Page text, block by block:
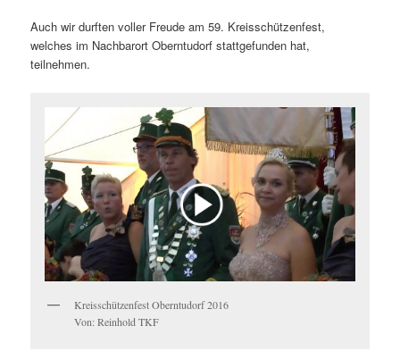
Auch wir durften voller Freude am 59. Kreisschützenfest,
welches im Nachbarort Oberntudorf stattgefunden hat,
teilnehmen.
Kreisschützenfest Oberntudorf 2016
Von: Reinhold TKF